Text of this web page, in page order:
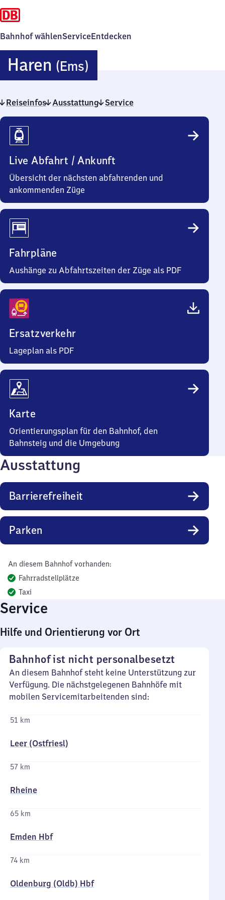
Bahnhof wählenServiceEntdecken
Haren (Ems)
(Ems)
Reiseinfos Ausstattung Service
Reiseinfos
Live Abfahrt / Ankunft
Übersicht der nächsten abfahrenden und
ankommenden Züge
Fahrpläne
Aushänge zu Abfahrtszeiten der Züge als PDF
Ersatzverkehr
Lageplan als PDF
Karte
Orientierungsplan für den Bahnhof, den
Bahnsteig und die Umgebung
Ausstattung
Barrierefreiheit
Parken
An diesem Bahnhof vorhanden:
Fahrradstellplätze
Taxi
Service
Hilfe und Orientierung vor Ort
Bahnhof ist nicht personalbesetzt
An diesem Bahnhof steht keine Unterstützung zur
Verfügung. Die nächstgelegenen Bahnhöfe mit
mobilen Servicemitarbeitenden sind:
51 km
Leer (Ostfriesl)
57 km
Rheine
65 km
Emden Hbf
74 km
Oldenburg (Oldb) Hbf